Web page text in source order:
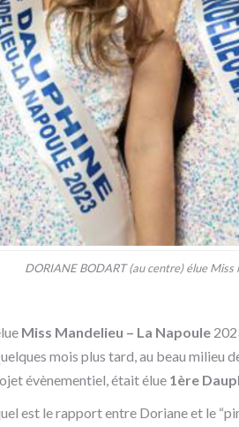
DORIANE BODART (au centre) élue
Miss Mandelieu – La Napoule
mois plus tard, au beau milieu
évènementiel, était élue 1ère
est le rapport entre Doriane et le